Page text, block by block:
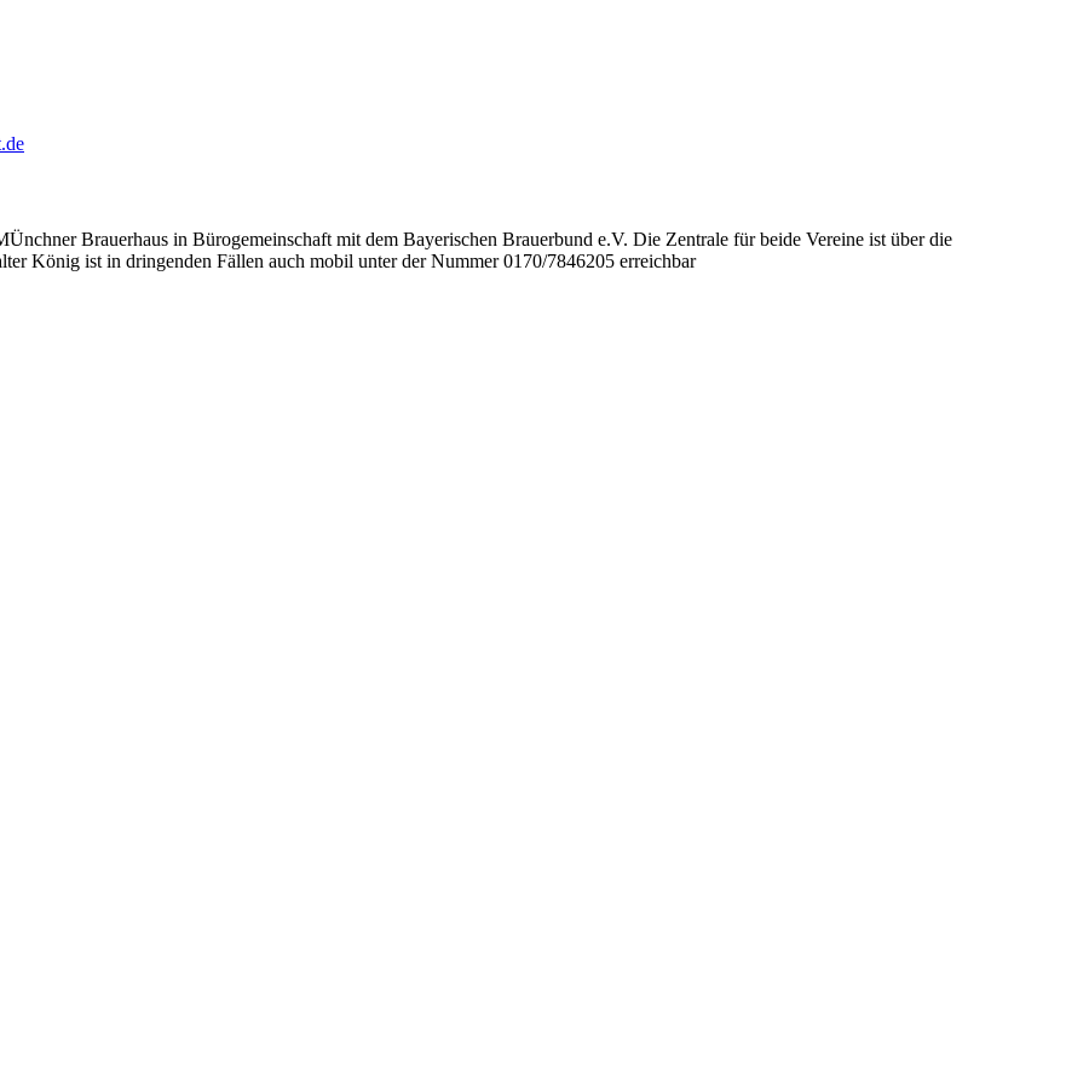
Brauerhaus in Bürogemeinschaft mit dem Bayerischen Brauerbund e.V. Die Zentrale für beide Vereine ist über die
König ist in dringenden Fällen auch mobil unter der Nummer 0170/7846205 erreichbar